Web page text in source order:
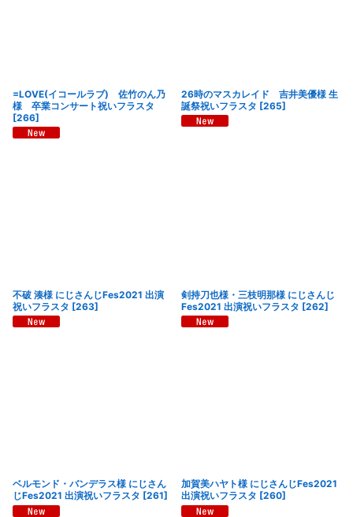
=LOVE(イコールラブ) 佐竹のん乃
様 卒業コンサート祝いフラスタ
[266]
26時のマスカレイド 吉井美優様 生
誕祭祝いフラスタ [265]
不破 湊様 にじさんじFes2021 出演
祝いフラスタ [263]
剣持刀也様・三枝明那様 にじさんじ
Fes2021 出演祝いフラスタ [262]
ベルモンド・バンデラス様 にじさん
じFes2021 出演祝いフラスタ [261]
加賀美ハヤト様 にじさんじFes2021
出演祝いフラスタ [260]